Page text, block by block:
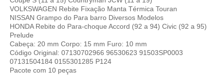
VOLKSWAGEN Rebite Fixação Manta Térmica Touran
NISSAN Grampo do Para barro Diversos Modelos
HONDA Rebite do Para-choque Accord (92 a 94) Civic (92 a 95)
Prelude
Cabeça: 20 mm Corpo: 15 mm Furo: 10 mm
Código Original: 07130702966 96530623 91503SP0003
07131504184 0155301285 P124
Pacote com 10 peças